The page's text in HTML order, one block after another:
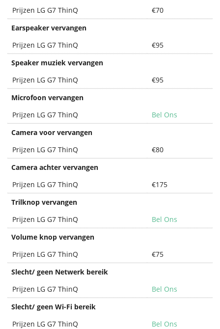
Prijzen LG G7 ThinQ
€70
Earspeaker vervangen
Prijzen LG G7 ThinQ
€95
Speaker muziek vervangen
Prijzen LG G7 ThinQ
€95
Microfoon vervangen
Prijzen LG G7 ThinQ
Bel Ons
Camera voor vervangen
Prijzen LG G7 ThinQ
€80
Camera achter vervangen
Prijzen LG G7 ThinQ
€175
Trilknop vervangen
Prijzen LG G7 ThinQ
Bel Ons
Volume knop vervangen
Prijzen LG G7 ThinQ
€75
Slecht/ geen Netwerk bereik
Prijzen LG G7 ThinQ
Bel Ons
Slecht/ geen Wi-Fi bereik
Prijzen LG G7 ThinQ
Bel Ons